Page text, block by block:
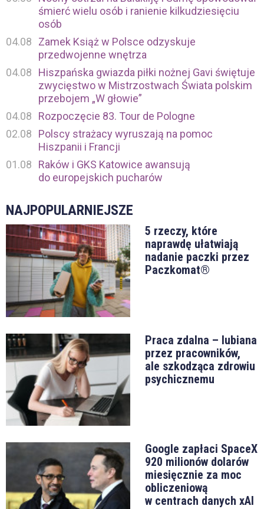
śmierć wielu osób i ranienie kilkudziesięciu
osób
04.08
Zamek Książ w Polsce odzyskuje
przedwojenne wnętrza
04.08
Hiszpańska gwiazda piłki nożnej Gavi świętuje
zwycięstwo w Mistrzostwach Świata polskim
przebojem „W głowie”
04.08
Rozpoczęcie 83. Tour de Pologne
02.08
Polscy strażacy wyruszają na pomoc
Hiszpanii i Francji
01.08
Raków i GKS Katowice awansują
do europejskich pucharów
NAJPOPULARNIEJSZE
5 rzeczy, które
naprawdę ułatwiają
nadanie paczki przez
Paczkomat®
Praca zdalna – lubiana
przez pracowników,
ale szkodząca zdrowiu
psychicznemu
Google zapłaci SpaceX
920 milionów dolarów
miesięcznie za moc
obliczeniową
w centrach danych xAI